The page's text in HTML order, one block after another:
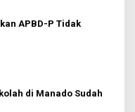
APBD-P Tidak
di Manado Sudah